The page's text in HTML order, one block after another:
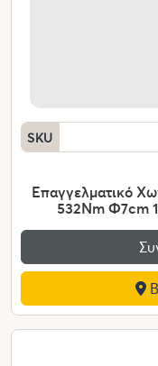
SKU
Επαγγελματικό
532Nm Φ7cm